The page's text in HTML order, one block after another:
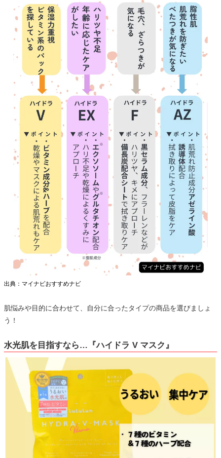
出典：マイナビおすすめナビ
肌悩みや目的に合わせて、自分に合ったタイプの商品を選びましょ
う！
水光肌を目指すなら…『ハイドラ V マスク』